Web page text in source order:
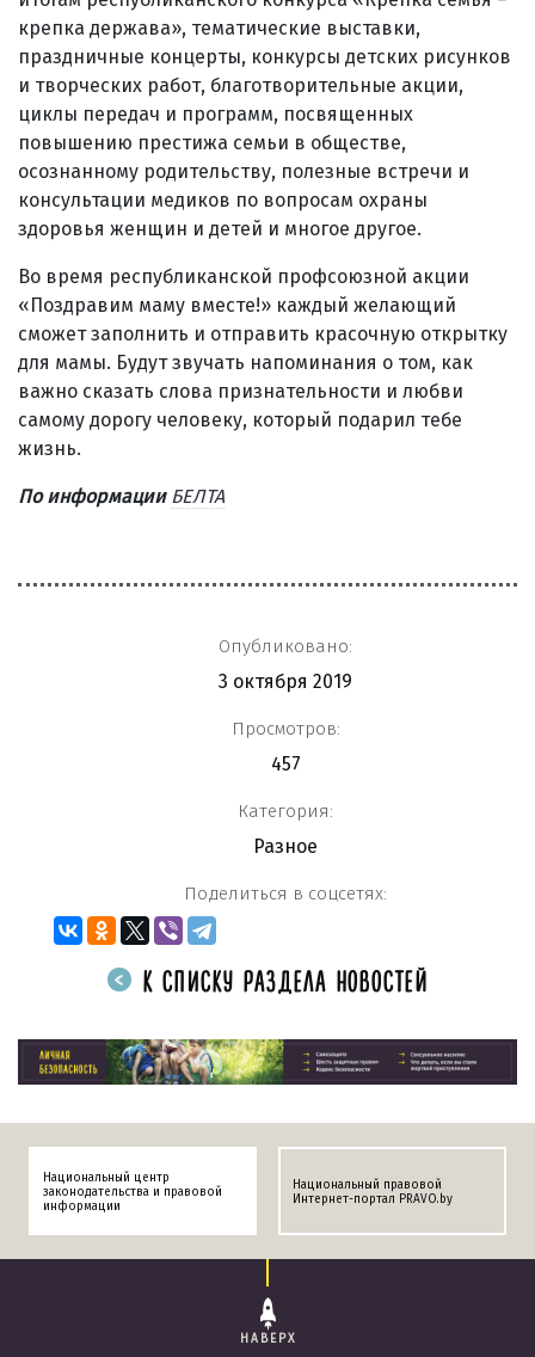
крепка держава», тематические выставки,
праздничные концерты, конкурсы детских рисунков
и творческих работ, благотворительные акции,
циклы передач и программ, посвященных
повышению престижа семьи в обществе,
осознанному родительству, полезные встречи и
консультации медиков по вопросам охраны
здоровья женщин и детей и многое другое.
Во время республиканской профсоюзной акции
«Поздравим маму вместе!» каждый желающий
сможет заполнить и отправить красочную открытку
для мамы. Будут звучать напоминания о том, как
важно сказать слова признательности и любви
самому дорогу человеку, который подарил тебе
жизнь.
По информации БЕЛТА
Опубликовано:
3 октября 2019
Просмотров:
457
Категория:
Разное
Поделиться в соцсетях:
К СПИСКУ РАЗДЕЛА НОВОСТЕЙ
Национальный центр
законодательства и правовой
информации
Национальный правовой
Интернет-портал PRAVO.by
НАВЕРХ